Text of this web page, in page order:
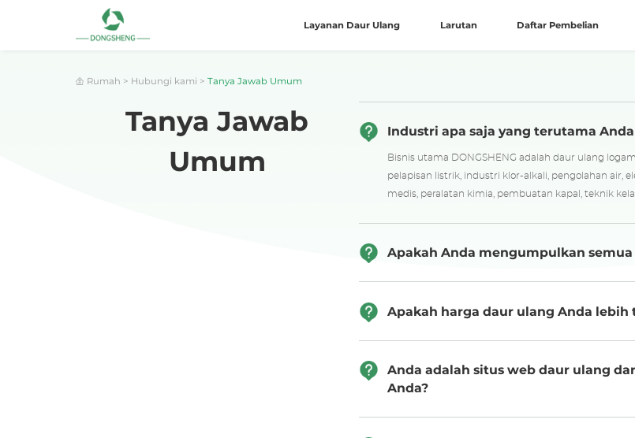
Layanan Daur Ulang Larutan Daftar Pembelian
Rumah > Hubungi kami > Tanya Jawab Umum
Tanya Jawab
Umum
Industri apa saja yang terutama
Bisnis utama DONGSHENG adalah daur ulang
pelapisan listrik, industri klor-alkali, pengolahan air,
medis, peralatan kimia, pembuatan kapal, teknik
Apakah Anda mengumpulkan
Apakah harga daur ulang Anda
Anda adalah situs web daur ulang
Anda?